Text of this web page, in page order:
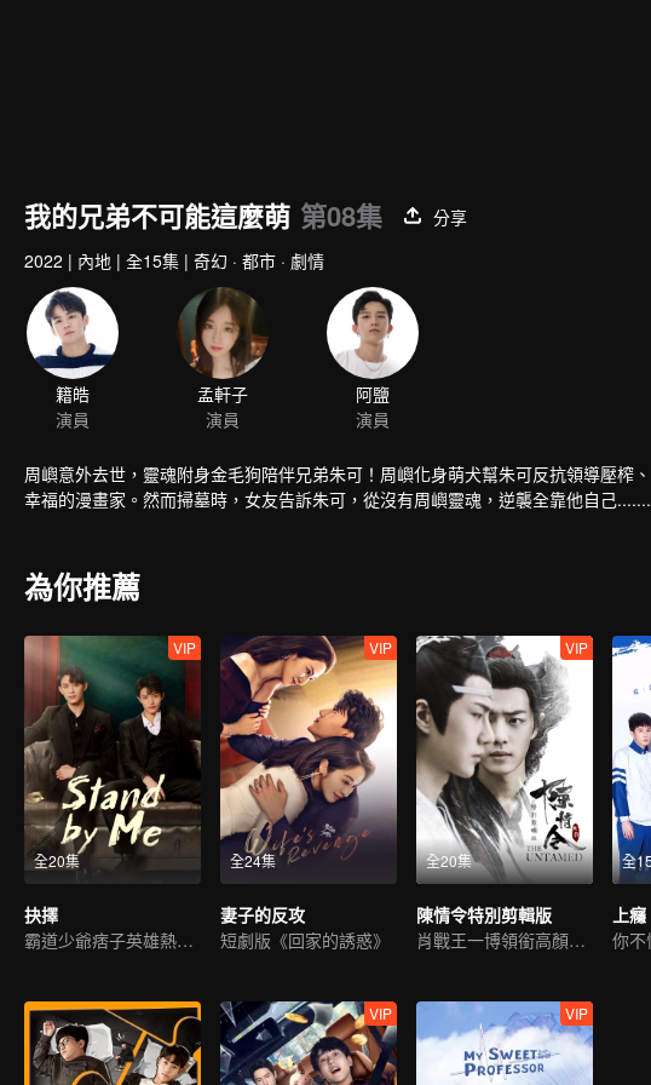
我的兄弟不可能這麼萌 第08集
分享
2022 | 內地 | 全15集 | 奇幻 · 都市 · 劇情
籍皓
演員
孟軒子
演員
阿鹽
演員
周嶼意外去世，靈魂附身金毛狗陪伴兄弟朱可！周嶼化身萌犬幫朱可反抗領導壓榨
幸福的漫畫家。然而掃墓時，女友告訴朱可，從沒有周嶼靈魂，逆襲全靠他自己.......
為你推薦
全20集
VIP
抉擇
霸道少爺痞子英雄熱血救國
全24集
VIP
妻子的反攻
短劇版《回家的誘惑》
全20集
VIP
陳情令特別剪輯版
肖戰王一博領銜高顏值陣容
全
上癮
你不
VIP VIP